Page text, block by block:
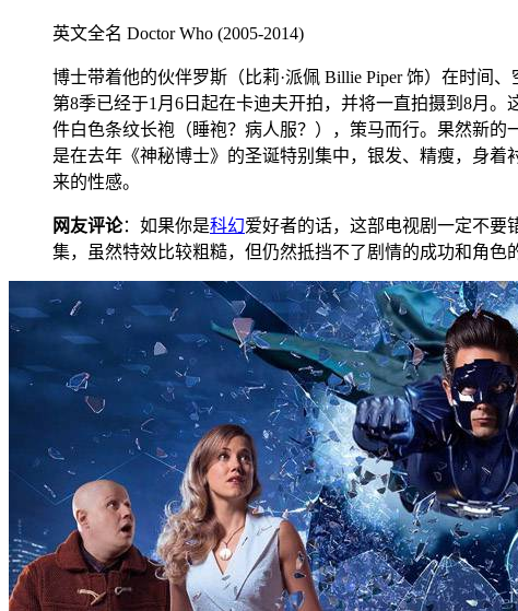
英文全名 Doctor Who (2005-2014)
博士带着他的伙伴罗斯（比莉·派佩 Billie Piper 饰）在时间
第8季已经于1月6日起在卡迪夫开拍，并将一直拍摄到8月
件白色条纹长袍（睡袍？病人服？），策马而行。果然新的
是在去年《神秘博士》的圣诞特别集中，银发、精瘦，身
来的性感。
网友评论：如果你是科幻爱好者的话，这部电视剧一定不要
集，虽然特效比较粗糙，但仍然抵挡不了剧情的成功和角色